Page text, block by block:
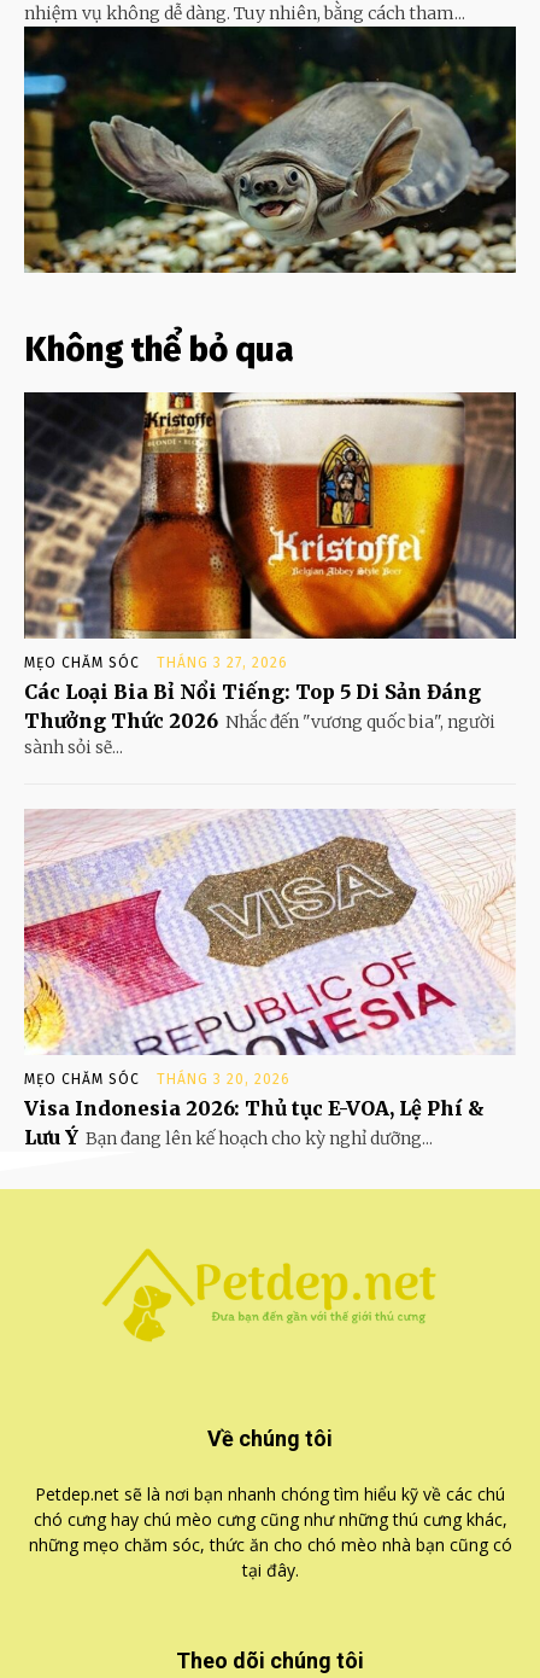
nhiệm vụ không dễ dàng. Tuy nhiên, bằng cách tham...
Không thể bỏ qua
MẸO CHĂM SÓC THÁNG 3 27, 2026
Các Loại Bia Bỉ Nổi Tiếng: Top 5 Di Sản Đáng
Thưởng Thức 2026 Nhắc đến "vương quốc bia", người
sành sỏi sẽ...
MẸO CHĂM SÓC THÁNG 3 20, 2026
Visa Indonesia 2026: Thủ tục E-VOA, Lệ Phí &
Lưu Ý Bạn đang lên kế hoạch cho kỳ nghỉ dưỡng...
Về chúng tôi
Petdep.net sẽ là nơi bạn nhanh chóng tìm hiểu kỹ về các chú
chó cưng hay chú mèo cưng cũng như những thú cưng khác,
những mẹo chăm sóc, thức ăn cho chó mèo nhà bạn cũng có
tại đây.
Theo dõi chúng tôi